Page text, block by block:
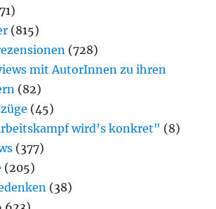
(815)
(728)
mit AutorInnen zu ihren
(82)
(45)
wird’s konkret" (8)
(377)
(205)
(38)